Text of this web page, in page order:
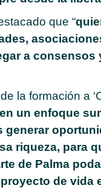
que “
a consensos
la formación a
un enfoque
generar
riqueza, para
de Palma
de vida